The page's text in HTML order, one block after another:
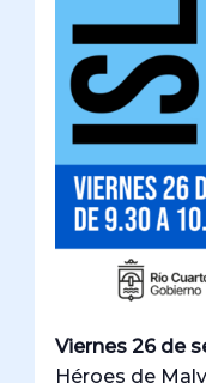
Viernes 26 de
Héroes de